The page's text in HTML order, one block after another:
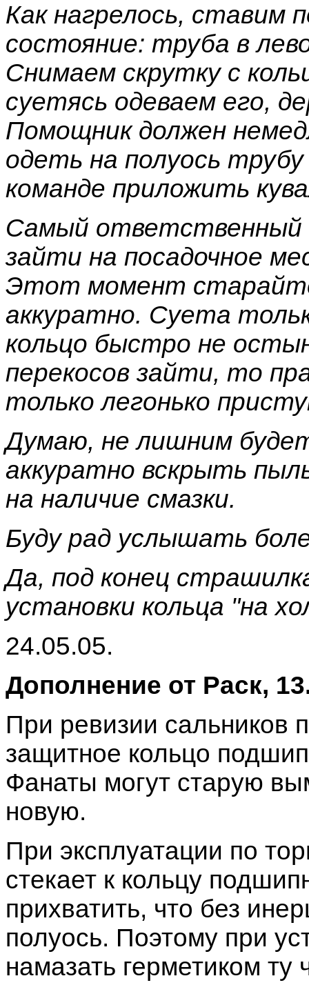
Как нагрелось, ставим
состояние: труба в
Снимаем скрутку с
суетясь одеваем его,
Помощник должен
одеть на полуось
команде приложить
Самый ответственный
зайти на посадочное
Этот момент
аккуратно. Суета
кольцо быстро не
перекосов зайти, то
только легонько
Думаю, не лишним
аккуратно вскрыть
на наличие смазки.
Буду рад услышать
Да, под конец
установки кольца "на
24.05.05.
Дополнение от Раск,
При ревизии сальников
защитное кольцо
Фанаты могут старую
новую.
При эксплуатации по
стекает к кольцу
прихватить, что без
полуось. Поэтому при
намазать герметиком ту